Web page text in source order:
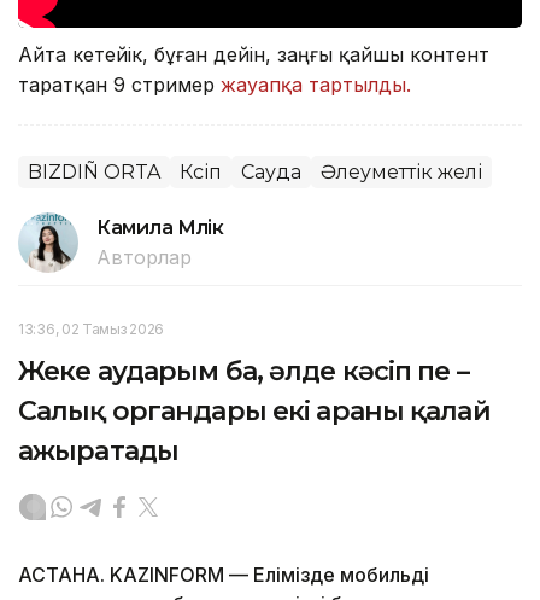
Айта кетейік, бұған дейін, заңғы қайшы контент
таратқан 9 стример жауапқа тартылды.
BIZDIÑ ORTA Кәсіп Сауда Әлеуметтік желі
Камила Мүлік
Авторлар
13:36, 02 Тамыз 2026
Жеке аударым ба, әлде кәсіп пе –
Салық органдары екі араны қалай
ажыратады
АСТАНА. KAZINFORM — Елімізде мобильді